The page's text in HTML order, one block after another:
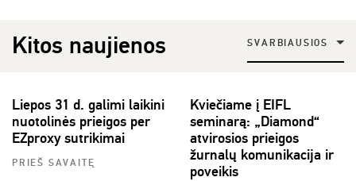
Kitos naujienos SVARBIAUSIOS
Liepos 31 d. galimi laikini
nuotolinės prieigos per
EZproxy sutrikimai
PRIEŠ SAVAITĘ
Kviečiame į EIFL
seminarą: „Diamond“
atvirosios prieigos
žurnalų komunikacija ir
poveikis